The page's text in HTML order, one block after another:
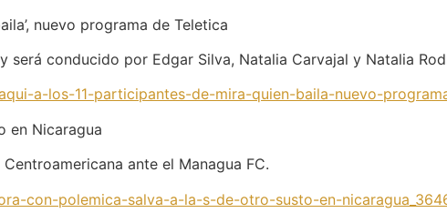
nuevo programa de Teletica
conducido por Edgar Silva, Natalia Carvajal y Natalia
a-los-11-participantes-de-mira-quien-baila-nuevo-
en Nicaragua
ante el Managua FC.
con-polemica-salva-a-la-s-de-otro-susto-en-